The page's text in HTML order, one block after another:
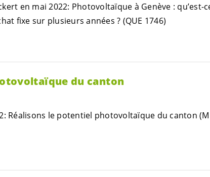
en mai 2022: Photovoltaïque à Genève : qu’est-
fixe sur plusieurs années ? (QUE 1746)
du canton
Réalisons le potentiel photovoltaïque du canton (M